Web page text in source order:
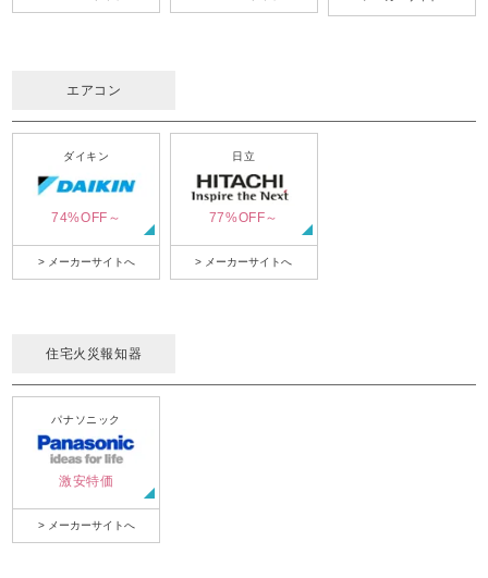
エアコン
ダイキン
74%OFF～
> メーカーサイトへ
日立
77%OFF～
> メーカーサイトへ
住宅火災報知器
パナソニック
激安特価
> メーカーサイトへ